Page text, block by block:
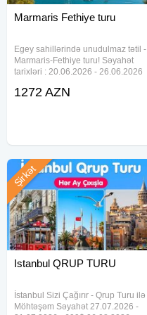
Marmaris Fethiye turu
Egey sahillərində unudulmaz tətil -
Marmaris-Fethiye turu! Səyahət
tarixləri : 20.06.2026 - 26.06.2026
Dalaman: 07:35 - 09:45 Dalaman -
1272 AZN
Istanbul QRUP TURU
İstanbul Sizi Çağırır - Qrup Turu ilə
Möhtəşəm Səyahət 27.07.2026 -
Şirkət